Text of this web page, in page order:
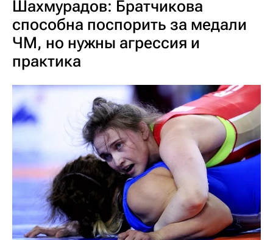
Шахмурадов: Братчикова
способна поспорить за медали
ЧМ, но нужны агрессия и
практика